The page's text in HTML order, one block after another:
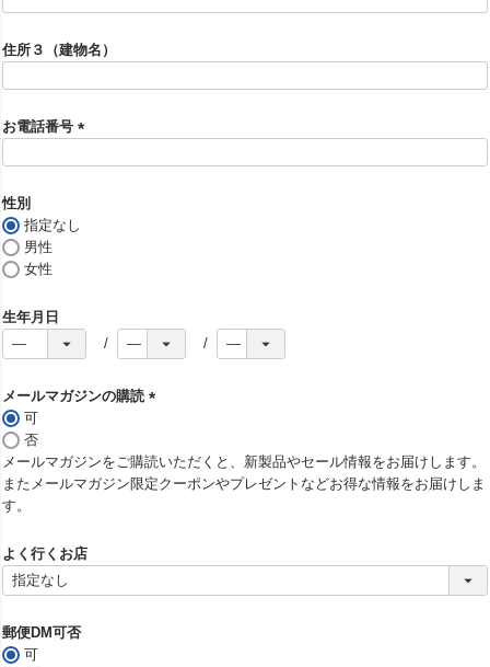
須
)
住所３（建物名）
お電話番号
性別
指定なし
男性
女性
生年月日
メールマガジンの購読
須
)
可
否
メールマガジンをご購読いただくと、新製品やセール情報をお届けします。
またメールマガジン限定クーポンやプレゼントなどお得な情報をお届けしま
す。
よく行くお店
郵便DM可否
可